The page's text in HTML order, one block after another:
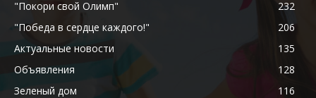
"Покори свой Олимп"
232
"Победа в сердце каждого!"
206
Актуальные новости
135
Объявления
128
Зеленый дом
116